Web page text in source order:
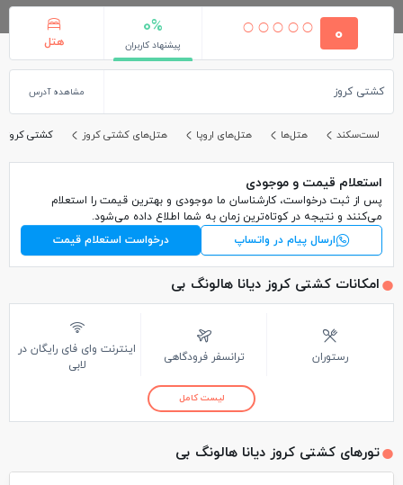
0
0%
پیشنهاد کاربران هتل
کشتی کروز مشاهده آدرس
لست‌سکند هتل‌ها هتل‌های اروپا هتل‌های کشتی کروز کشتی کروز
استعلام قیمت و موجودی
پس از ثبت درخواست، کارشناسان ما موجودی و بهترین قیمت را استعلام
می‌کنند و نتیجه در کوتاه‌ترین زمان به شما اطلاع داده می‌شود.
ارسال پیام در واتساپ
درخواست استعلام قیمت
امکانات کشتی کروز دیانا هالونگ بی
رستوران ترانسفر فرودگاهی
اینترنت وای فای رایگان در
لابی
لیست کامل
تورهای کشتی کروز دیانا هالونگ بی